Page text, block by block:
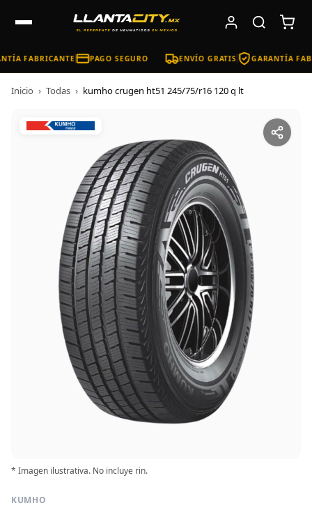
FABRICANTE PAGO SEGURO ENVÍO GRATIS GARANTÍA
Inicio › Todas › kumho crugen ht51 245/75/r16 120 q lt
* Imagen ilustrativa. No incluye rin.
KUMHO